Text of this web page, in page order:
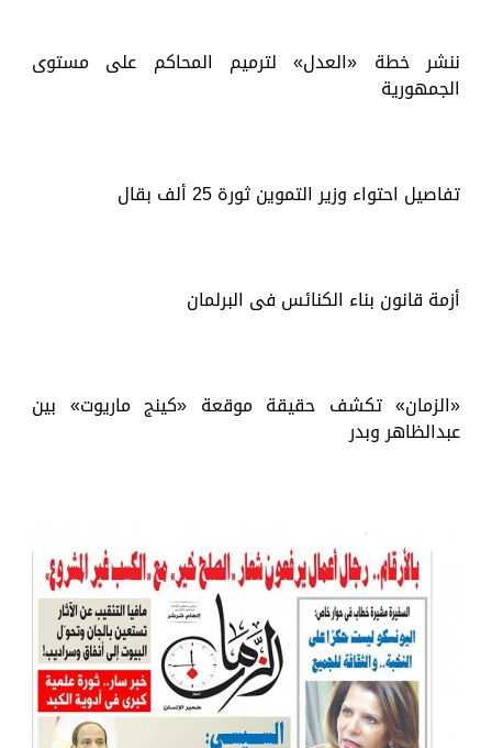
ننشر خطة «العدل» لترميم المحاكم على مستوى
الجمهورية
تفاصيل احتواء وزير التموين ثورة 25 ألف بقال
أزمة قانون بناء الكنائس فى البرلمان
«الزمان» تكشف حقيقة موقعة «كينج ماريوت» بين
عبدالظاهر وبدر